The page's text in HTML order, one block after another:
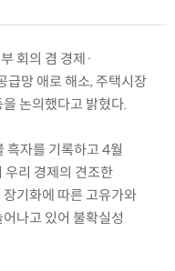
회의 겸 경제·
급망 애로 해소, 주택시장
논의했다고 밝혔다.
자를 기록하고 4월
리 경제의 견조한
기화에 따른 고유가와
나고 있어 불확실성